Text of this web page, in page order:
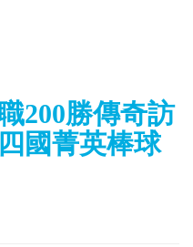
200勝傳奇訪
國菁英棒球